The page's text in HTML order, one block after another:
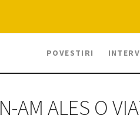
POVESTIRI
N-AM ALES O